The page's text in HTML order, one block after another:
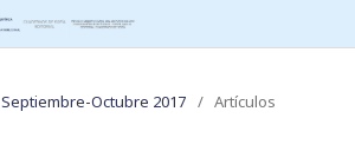
Octubre 2017 / Artículos